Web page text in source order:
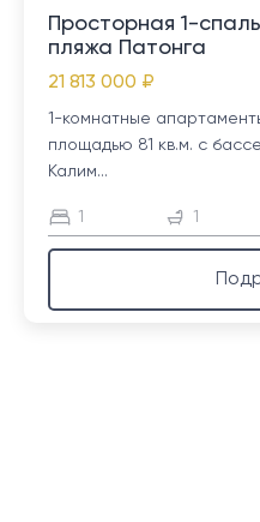
Просторная 1-
пляжа Патонга
21 813 000 ₽
1-комнатные
площадью 81 кв.м. с
Калим...
1 1